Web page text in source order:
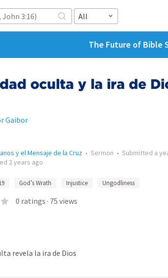
All
The Future of Bible
oculta y la ira de
Gaibor
y el Mensaje de la Cruz • Sermon • Submitted a
2 years ago
God’s Wrath Injustice Ungodliness
0 ratings · 75 views
revela la ira de Dios